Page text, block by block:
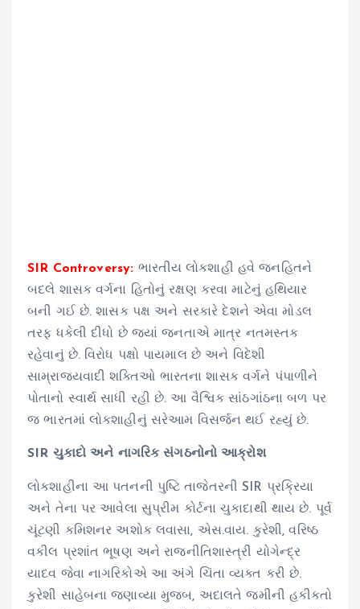
SIR Controversy: ભારતીય લોકશાહી હવે જનહિતને
બદલે શાસક વર્ગના હિતોનું રક્ષણ કરવા માટેનું હથિયાર
બની ગઈ છે. શાસક પક્ષ અને સરકારે દેશને એવા મોડલ
તરફ ધકેલી દીધો છે જ્યાં જનતાએ માત્ર નતમસ્તક
રહેવાનું છે. વિરોધ પક્ષો પાયમાલ છે અને વિદેશી
સામ્રાજ્યવાદી શક્તિઓ ભારતના શાસક વર્ગને પંપાળીને
પોતાનો સ્વાર્થ સાધી રહી છે. આ વૈશ્વિક સાંઠગાંઠના બળ પર
જ ભારતમાં લોકશાહીનું સરેઆમ વિસર્જન થઈ રહ્યું છે.
SIR ચુકાદો અને નાગરિક સંગઠનોનો આક્રોશ
લોકશાહીના આ પતનની પુષ્ટિ તાજેતરની SIR પ્રક્રિયા
અને તેના પર આવેલા સુપ્રીમ કોર્ટના ચુકાદાથી થાય છે. પૂર્વ
ચૂંટણી કમિશનર અશોક લવાસા, એસ.વાય. કુરેશી, વરિષ્ઠ
વકીલ પ્રશાંત ભૂષણ અને રાજનીતિશાસ્ત્રી યોગેન્દ્ર
યાદવ જેવા નાગરિકોએ આ અંગે ચિંતા વ્યક્ત કરી છે.
કુરેશી સાહેબના જણાવ્યા મુજબ, અદાલતે જમીની હકીકતો